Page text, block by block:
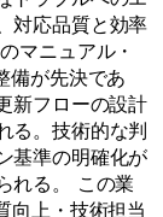
対応品質と効率
マニュアル・
備が先決であ
新フローの設計
る。技術的な判
基準の明確化が
れる。 この業
向上・技術担当